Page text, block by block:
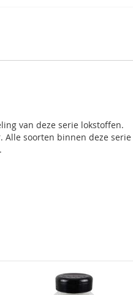
van deze serie lokstoffen.
Alle soorten binnen deze serie